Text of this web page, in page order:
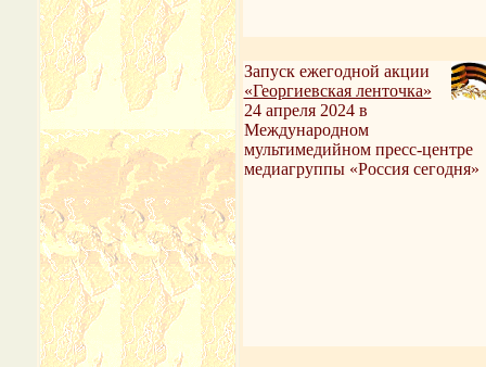
Запуск ежегодной акции
«Георгиевская ленточка»
24 апреля 2024 в
Международном
мультимедийном пресс-центре
медиагруппы «Россия сегодня»